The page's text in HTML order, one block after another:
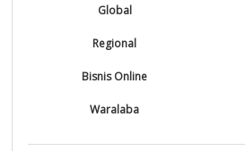
Global
Regional
Bisnis Online
Waralaba